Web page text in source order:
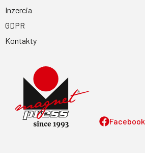
Facebook
Inzercia
GDPR
Kontakty